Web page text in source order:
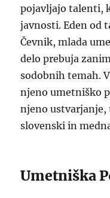
pojavljajo talenti,
javnosti. Eden od
Čevnik, mlada
delo prebuja
sodobnih temah.
njeno umetniško
njeno ustvarjanje,
slovenski in
Umetniška